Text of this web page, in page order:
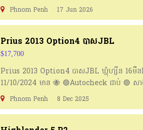
អាចទំនាក់ទំនងលេខទូរស័ព្ទដូចខាងក្រោម 📞096
Location: ភ្នំពេញ
Phnom Penh 17 Jun 2026
Prius 2013 Option4 បាសJBL
$17,700
Prius 2013 Option4 បាសJBL ឃ្មុំហ្សីន 16មឺ
11/10/2024 មាន 🐝 🟢Autocheck ជាប់ 🟢
086477901 https://t.me/seaauto 👉 ចូលក្
https://t.me/Sarmsea_Pharlan
Phnom Penh 8 Dec 2025